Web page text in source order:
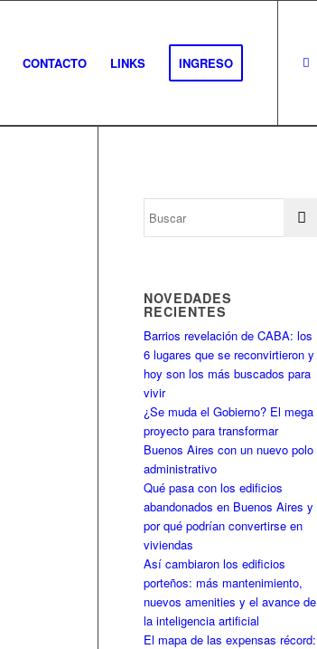
CONTACTO LINKS INGRESO
NOVEDADES
RECIENTES
Barrios revelación de CABA: los
6 lugares que se reconvirtieron y
hoy son los más buscados para
vivir
¿Se muda el Gobierno? El mega
proyecto para transformar
Buenos Aires con un nuevo polo
administrativo
Qué pasa con los edificios
abandonados en Buenos Aires y
por qué podrían convertirse en
viviendas
Así cambiaron los edificios
porteños: más mantenimiento,
nuevos amenities y el avance de
la inteligencia artificial
El mapa de las expensas récord: